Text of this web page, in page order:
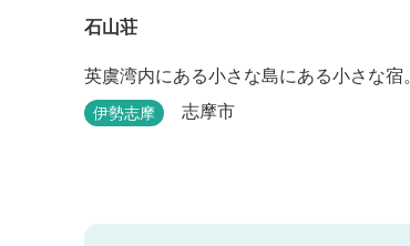
石山荘
英虞湾内にある小さな島にある小さな宿。
伊勢志摩 志摩市